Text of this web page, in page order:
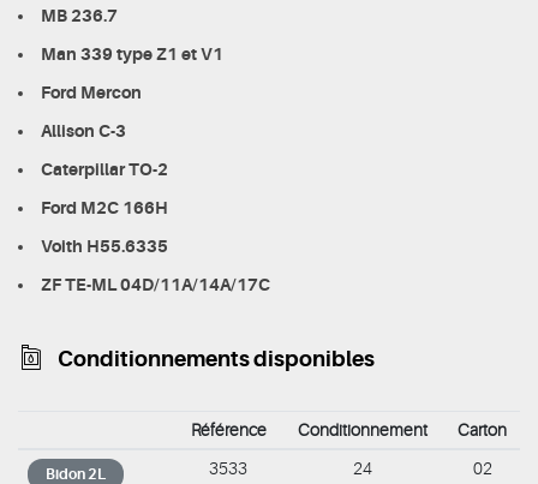
MB 236.7
Man 339 type Z1 et V1
Ford Mercon
Allison C-3
Caterpillar TO-2
Ford M2C 166H
Voith H55.6335
ZF TE-ML 04D/11A/14A/17C
Conditionnements disponibles
Référence Conditionnement Carton
Bidon 2L 3533 24 02